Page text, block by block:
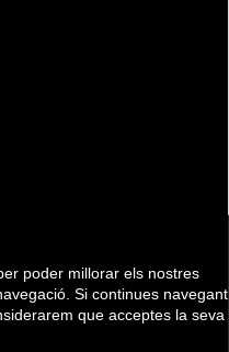
poder millorar els nostres
Si continues navegant
que acceptes la seva